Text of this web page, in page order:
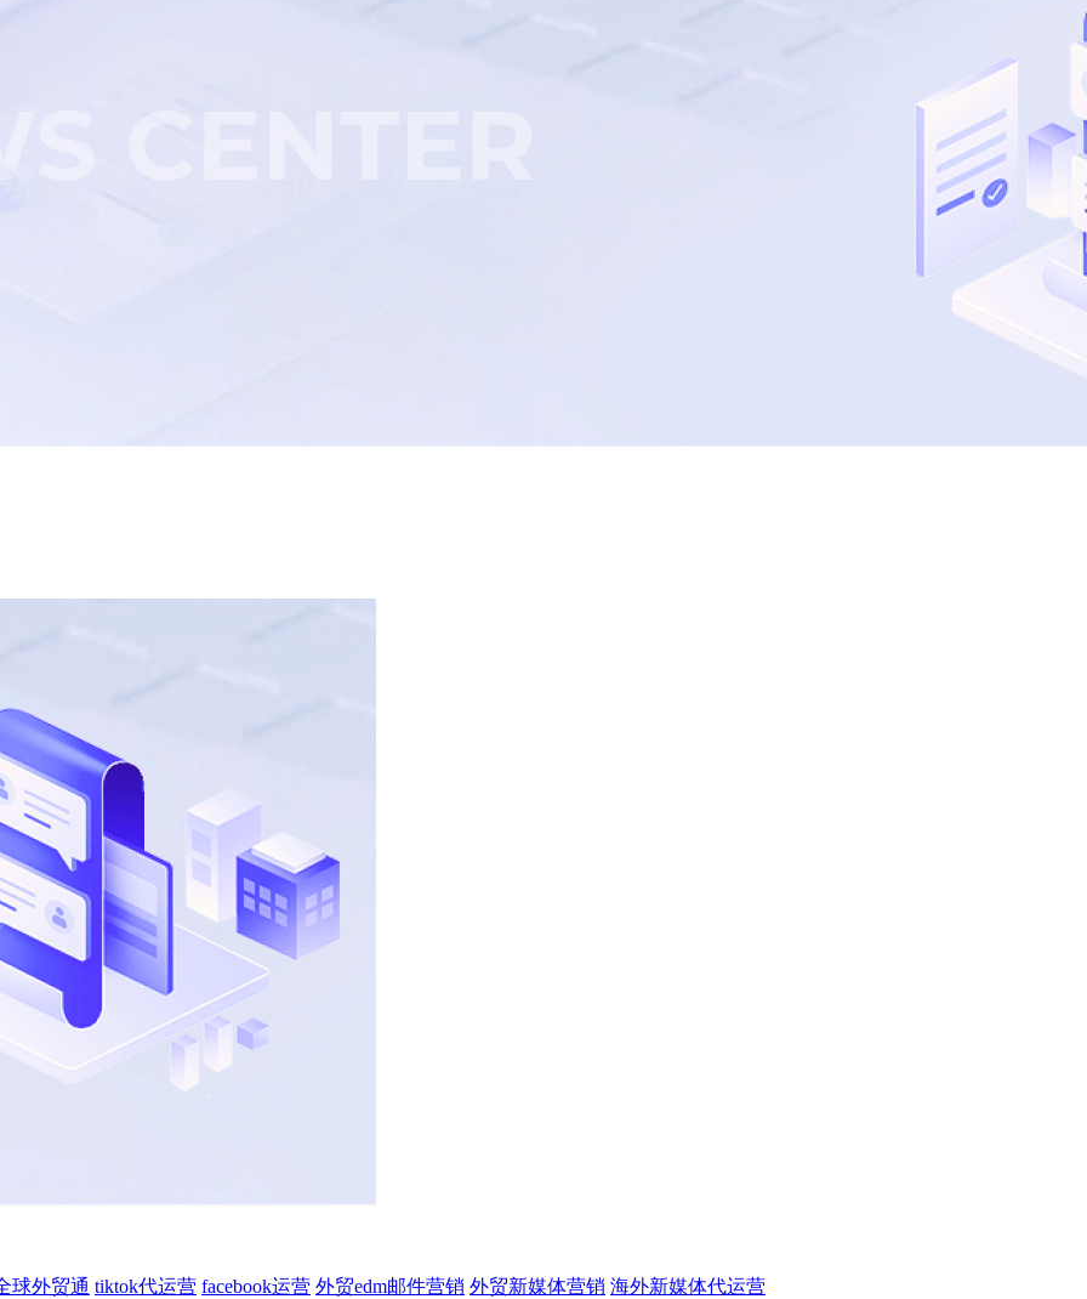
球外贸通 tiktok代运营 facebook运营 外贸edm邮件营销 外贸新媒体营销 海外新媒体代运营